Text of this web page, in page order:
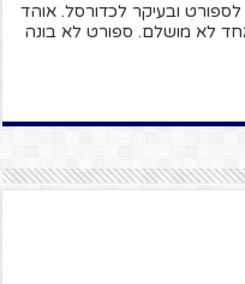
לספורט ובעיקר לכדורסל. אוהד
לא מושלם. ספורט לא בונה